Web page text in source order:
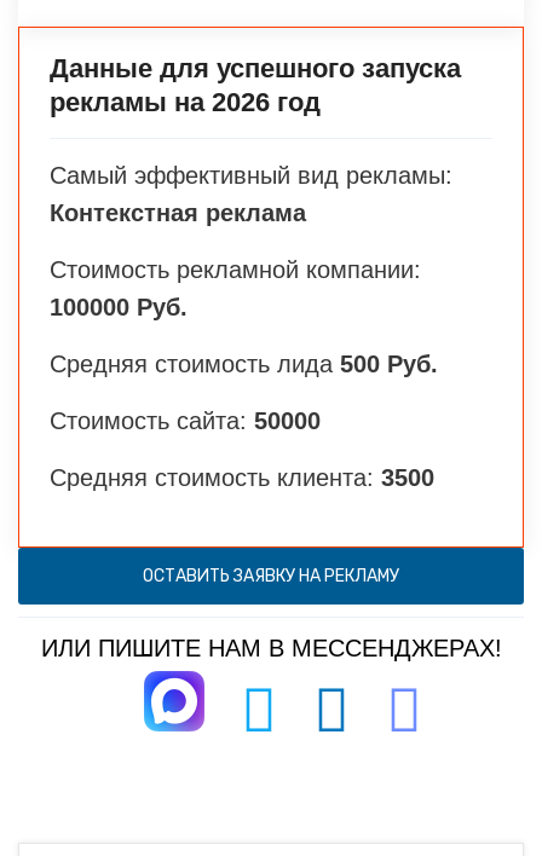
Данные для успешного запуска
рекламы на 2026 год
Самый эффективный вид рекламы:
Контекстная реклама
Стоимость рекламной компании:
100000 Руб.
Средняя стоимость лида 500 Руб.
Стоимость сайта: 50000
Средняя стоимость клиента: 3500
ОСТАВИТЬ ЗАЯВКУ НА РЕКЛАМУ
ИЛИ ПИШИТЕ НАМ В МЕССЕНДЖЕРАХ!